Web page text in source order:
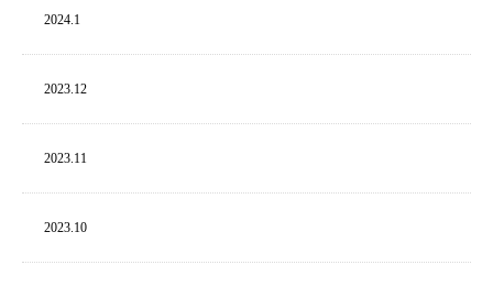
2024. 1
2023. 12
2023. 11
2023. 10